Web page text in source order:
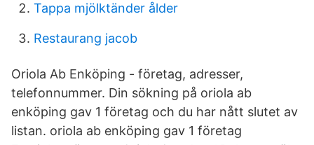
Tappa mjölktänder ålder
Restaurang jacob
Oriola Ab Enköping - företag, adresser,
telefonnummer. Din sökning på oriola ab
enköping gav 1 företag och du har nått slutet av
listan. oriola ab enköping gav 1 företag